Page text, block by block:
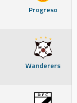
Progreso
Wanderers